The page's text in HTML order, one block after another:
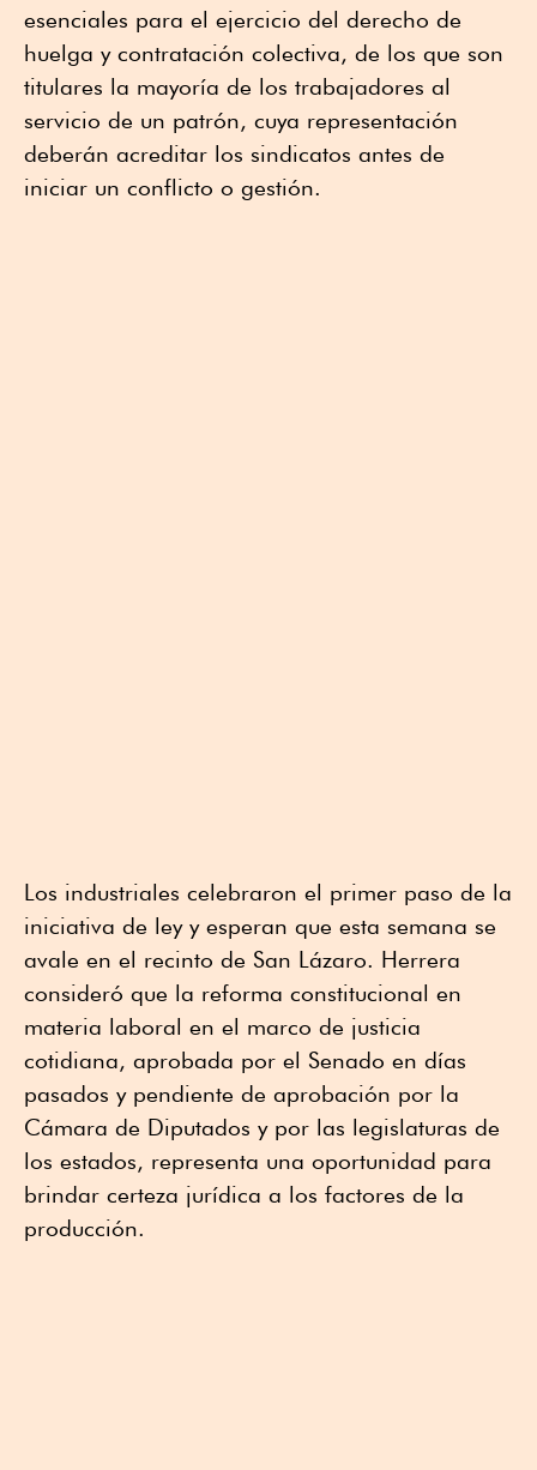
esenciales para el ejercicio del derecho de
huelga y contratación colectiva, de los que son
titulares la mayoría de los trabajadores al
servicio de un patrón, cuya representación
deberán acreditar los sindicatos antes de
iniciar un conflicto o gestión.
Los industriales celebraron el primer paso de la
iniciativa de ley y esperan que esta semana se
avale en el recinto de San Lázaro. Herrera
consideró que la reforma constitucional en
materia laboral en el marco de justicia
cotidiana, aprobada por el Senado en días
pasados y pendiente de aprobación por la
Cámara de Diputados y por las legislaturas de
los estados, representa una oportunidad para
brindar certeza jurídica a los factores de la
producción.